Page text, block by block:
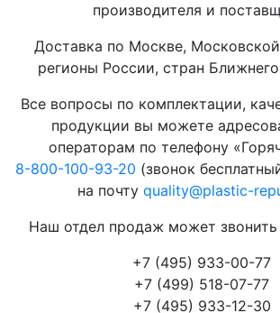
производителя и
Доставка по Москве,
регионы России, стран
Все вопросы по комплектации,
продукции вы можете
операторам по телефону
8-800-100-93-20 (звонок
на почту quality@plastic-
Наш отдел продаж может звонить
+7 (495) 933-00-77
+7 (499) 518-07-77
+7 (495) 933-12-30